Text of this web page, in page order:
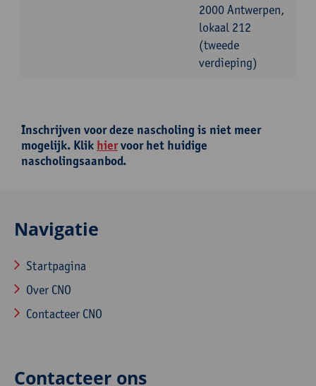
2000 Antwerpen,
lokaal 212
(tweede
verdieping)
Inschrijven voor deze nascholing is niet meer
mogelijk. Klik hiervoor het huidige
nascholingsaanbod.
Navigatie
Startpagina
Over CNO
Contacteer CNO
Contacteer ons